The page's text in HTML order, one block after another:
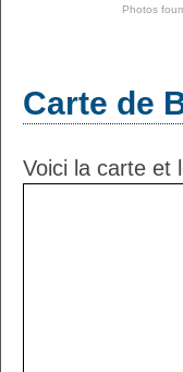
Photos
Carte de
Voici la carte et